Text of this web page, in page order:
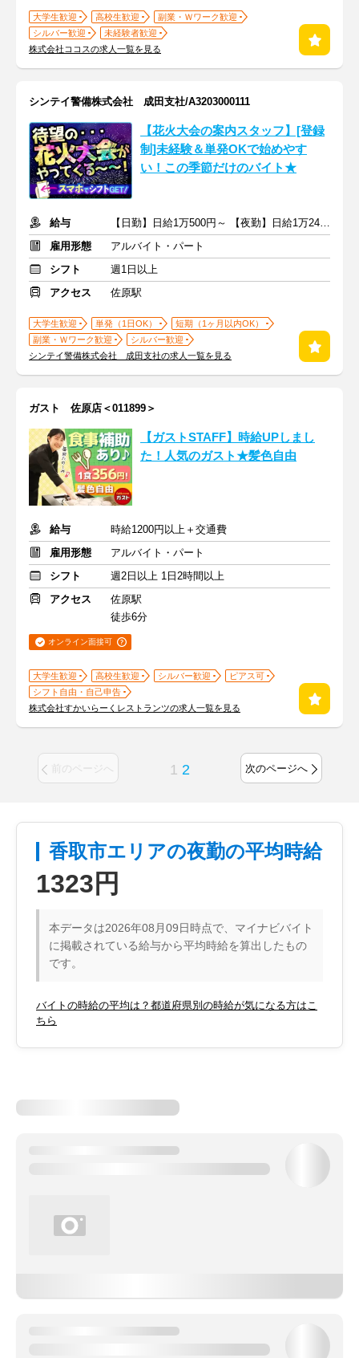
大学生歓迎 高校生歓迎
副業・Ｗワーク歓迎
シルバー歓迎
未経験者歓迎
株式会社ココスの求人一覧を見る
シンテイ警備株式会社 成田支社/A3203000111
【花火大会の案内スタッフ】[登録
制]未経験＆単発OKで始めやす
い！この季節だけのバイト★
給与
【日勤】日給1万500円～ 【夜勤】日給1万2474円以上 ＋交通費
雇用形態
アルバイト・パート
シフト
週1日以上
アクセス
佐原駅
大学生歓迎 単発（1日OK）
短期（1ヶ月以内OK）
副業・Ｗワーク歓迎
シルバー歓迎
シンテイ警備株式会社 成田支社の求人一覧を見る
ガスト 佐原店＜011899＞
【ガストSTAFF】時給UPしまし
た！人気のガスト★髪色自由
給与
時給1200円以上＋交通費
雇用形態
アルバイト・パート
シフト
週2日以上 1日2時間以上
アクセス
佐原駅
徒歩6分
オンライン面接可
大学生歓迎 高校生歓迎 シルバー歓迎
ピアス可
シフト自由・自己申告
株式会社すかいらーくレストランツの求人一覧を見る
前のページへ 1 2 次のページへ
香取市エリアの夜勤の平均時給
1323円
本データは2026年08月09日時点で、マイナビバイト
に掲載されている給与から平均時給を算出したもの
です。
バイトの時給の平均は？都道府県別の時給が気になる方はこ
ちら